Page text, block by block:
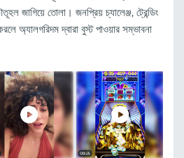
জাগিয়ে তোলা। জনপ্রিয় চ্যালেঞ্জ, ট্রেন্ডিং
অ্যালগরিদম দ্বারা বুস্ট পাওয়ার সম্ভাবনা